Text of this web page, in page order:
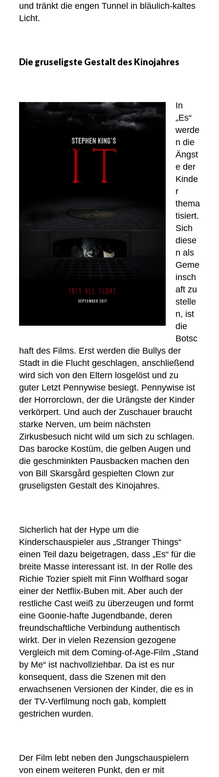
und tränkt die engen Tunnel in bläulich-kaltes
Licht.
Die gruseligste Gestalt des Kinojahres
In
„Es“
werde
n die
Ängst
e der
Kinde
r
thema
tisiert.
Sich
diese
n als
Geme
insch
aft zu
stelle
n, ist
die
Botsc
haft des Films. Erst werden die Bullys der
Stadt in die Flucht geschlagen, anschließend
wird sich von den Eltern losgelöst und zu
guter Letzt Pennywise besiegt. Pennywise ist
der Horrorclown, der die Urängste der Kinder
verkörpert. Und auch der Zuschauer braucht
starke Nerven, um beim nächsten
Zirkusbesuch nicht wild um sich zu schlagen.
Das barocke Kostüm, die gelben Augen und
die geschminkten Pausbacken machen den
von Bill Skarsgård gespielten Clown zur
gruseligsten Gestalt des Kinojahres.
Sicherlich hat der Hype um die
Kinderschauspieler aus „Stranger Things“
einen Teil dazu beigetragen, dass „Es“ für die
breite Masse interessant ist. In der Rolle des
Richie Tozier spielt mit Finn Wolfhard sogar
einer der Netflix-Buben mit. Aber auch der
restliche Cast weiß zu überzeugen und formt
eine Goonie-hafte Jugendbande, deren
freundschaftliche Verbindung authentisch
wirkt. Der in vielen Rezension gezogene
Vergleich mit dem Coming-of-Age-Film „Stand
by Me“ ist nachvollziehbar. Da ist es nur
konsequent, dass die Szenen mit den
erwachsenen Versionen der Kinder, die es in
der TV-Verfilmung noch gab, komplett
gestrichen wurden.
Der Film lebt neben den Jungschauspielern
von einem weiteren Punkt, den er mit